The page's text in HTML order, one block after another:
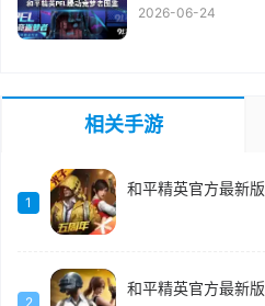
2026-06-24
相关手游
1
和平精英官方最新版
2
和平精英官方最新版